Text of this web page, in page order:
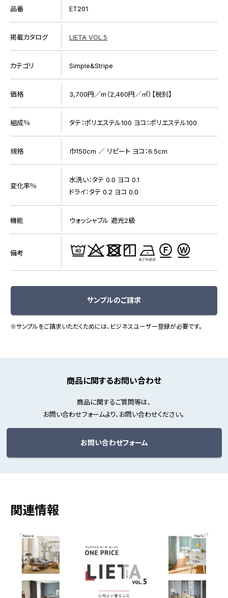
品番 ET201
掲載カタログ LIETA VOL.5
カテゴリ Simple&Stripe
価格 3,700円／m（2,460円／㎡）【税別】
組成％ タテ：ポリエステル100 ヨコ：ポリエステル100
規格 巾150cm ／ リピート ヨコ：6.5cm
変化率％
水洗い：タテ 0.0 ヨコ 0.1
ドライ：タテ 0.2 ヨコ 0.0
機能 ウォッシャブル 遮光2級
備考
サンプルのご請求
※サンプルをご請求いただくためには、ビジネスユーザー登録が必要です。
商品に関するお問い合わせ
商品に関するご質問等は、
お問い合わせフォームより、お問い合わせください。
お問い合わせフォーム
関連情報